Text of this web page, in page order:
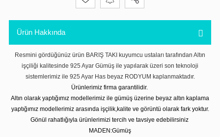
Ürün Hakkında
Resmini gördüğünüz ürün BARIŞ TAKI kuyumcu ustaları tarafından Altın
işçiliği kalitesinde 925 Ayar Gümüş ile yapılarak üzeri son teknoloji
sistemlerimiz ile 925 Ayar Has beyaz RODYUM kaplanmaktadır.
Ürünlerimiz firma garantilidir.
Altın olarak yaptığımız modellerimiz ile gümüş üzerine beyaz altın kaplama
yaptığımız modellerimiz arasında işçilik,kalite ve görüntü olarak fark yoktur.
Gönül rahatlığıyla ürünlerimizi tercih ve tavsiye edebilirsiniz
MADEN:Gümüş